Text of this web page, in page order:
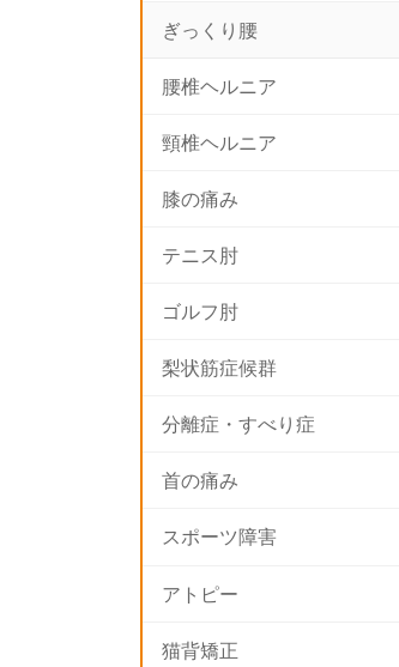
ぎっくり腰
腰椎ヘルニア
頸椎ヘルニア
膝の痛み
テニス肘
ゴルフ肘
梨状筋症候群
分離症・すべり症
首の痛み
スポーツ障害
アトピー
猫背矯正